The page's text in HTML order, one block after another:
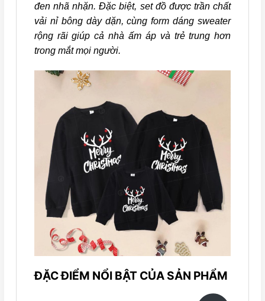
đen nhã nhặn. Đặc biệt, set đồ được trần chất
vải nỉ bông dày dặn, cùng form dáng sweater
rộng rãi giúp cả nhà ấm áp và trẻ trung hơn
trong mắt mọi người.
ĐẶC ĐIỂM NỔI BẬT CỦA SẢN PHẨM